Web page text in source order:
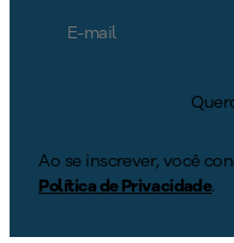
Ao se inscrever, você
Política de Privacidade.